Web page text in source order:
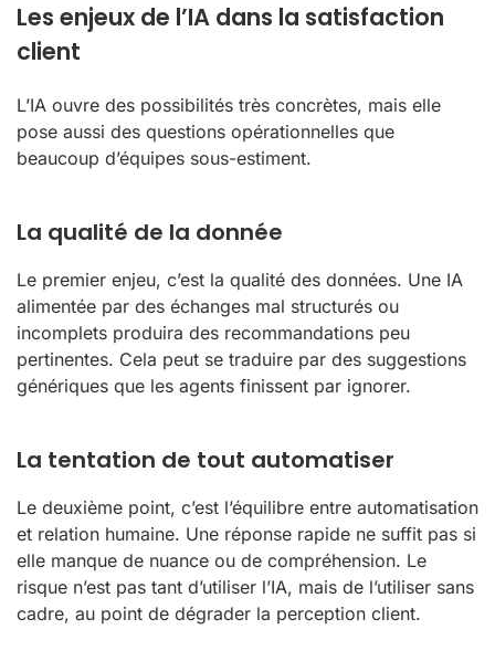
Les enjeux de l’IA dans la satisfaction
client
L’IA ouvre des possibilités très concrètes, mais elle
pose aussi des questions opérationnelles que
beaucoup d’équipes sous-estiment.
La qualité de la donnée
Le premier enjeu, c’est la qualité des données. Une IA
alimentée par des échanges mal structurés ou
incomplets produira des recommandations peu
pertinentes. Cela peut se traduire par des suggestions
génériques que les agents finissent par ignorer.
La tentation de tout automatiser
Le deuxième point, c’est l’équilibre entre automatisation
et relation humaine. Une réponse rapide ne suffit pas si
elle manque de nuance ou de compréhension. Le
risque n’est pas tant d’utiliser l’IA, mais de l’utiliser sans
cadre, au point de dégrader la perception client.